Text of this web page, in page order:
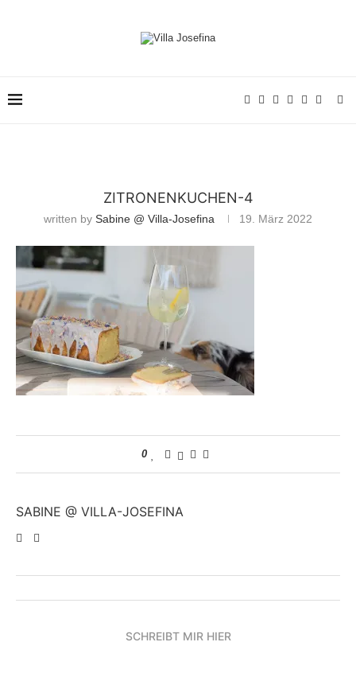
ZITRONENKUCHEN-4
written by Sabine @ Villa-Josefina 19. März 2022
0
SABINE @ VILLA-JOSEFINA
SCHREIBT MIR HIER